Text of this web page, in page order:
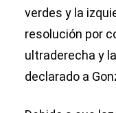
verdes y la
resolución por
ultraderecha y
declarado a